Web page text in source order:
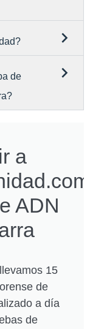
de
a
ADN
15
de
a día
de